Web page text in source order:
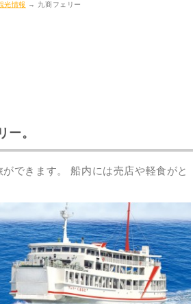
光情報 → 九商フェリー
ー。
できます。 船内には売店や軽食がと